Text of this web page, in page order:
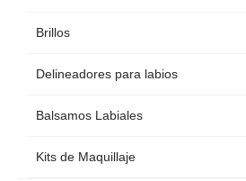
Brillos
Delineadores para labios
Balsamos Labiales
Kits de Maquillaje